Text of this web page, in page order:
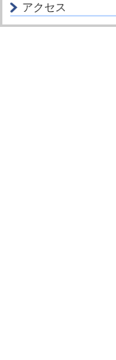
アクセス